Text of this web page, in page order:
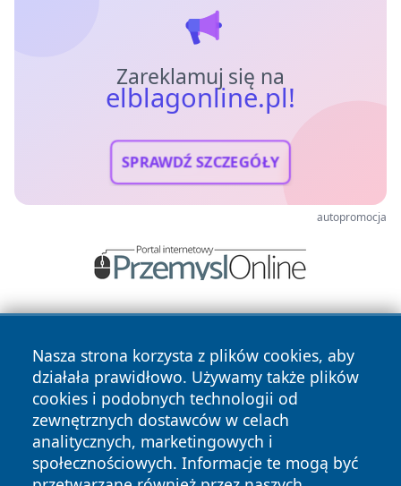
Zareklamuj się na
elblagonline.pl!
SPRAWDŹ SZCZEGÓŁY
autopromocja
Nasza strona korzysta z plików cookies, aby
działała prawidłowo. Używamy także plików
cookies i podobnych technologii od
zewnętrznych dostawców w celach
analitycznych, marketingowych i
społecznościowych. Informacje te mogą być
Copyright © 2026 elblagonline.pl Wszystkie prawa
zastrzeżone.